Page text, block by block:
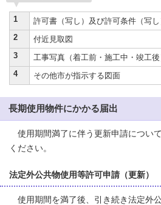
1
許可書（写し）及び許可条件（写し
2
付近見取図
3
工事写真（着工前・施工中・竣工後
4
その他市が指示する図面
長期使用物件にかかる届出
使用期間満了に伴う更新申請につい
ください。
法定外公共物使用等許可申請（更新）
使用期間を満了後、引き続き法定外